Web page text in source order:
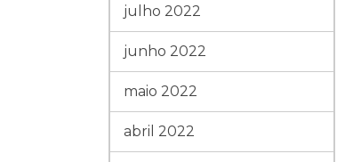
julho 2022
junho 2022
maio 2022
abril 2022